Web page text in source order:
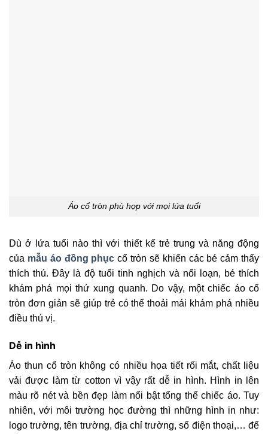
Áo cổ tròn phù hợp với mọi lứa tuổi
Dù ở lứa tuổi nào thì với thiết kế trẻ trung và năng động
của mẫu áo đồng phục cổ tròn sẽ khiến các bé cảm thấy
thích thú. Đây là độ tuổi tinh nghịch và nổi loạn, bé thích
khám phá mọi thứ xung quanh. Do vậy, một chiếc áo cổ
tròn đơn giản sẽ giúp trẻ có thể thoải mái khám phá nhiều
điều thú vị.
Dễ in hình
Áo thun cổ tròn không có nhiều họa tiết rối mắt, chất liệu
vải được làm từ cotton vì vậy rất dễ in hình. Hình in lên
màu rõ nét và bền đẹp làm nổi bật tổng thể chiếc áo. Tuy
nhiên, với môi trường học đường thì những hình in như:
logo trường, tên trường, địa chỉ trường, số điện thoại,… để